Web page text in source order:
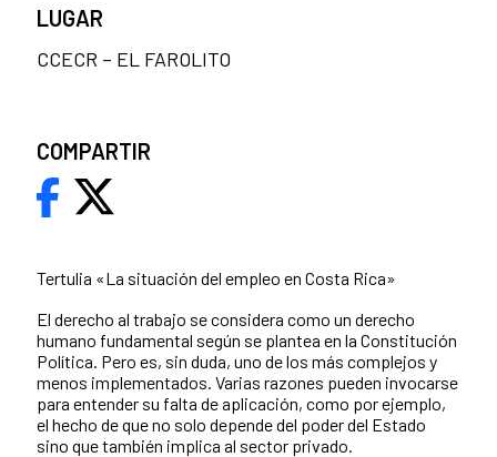
Tertulia «La situación del empleo en Costa Rica»
El derecho al trabajo se considera como un derecho
humano fundamental según se plantea en la Constitución
Política. Pero es, sin duda, uno de los más complejos y
menos implementados. Varias razones pueden invocarse
para entender su falta de aplicación, como por ejemplo,
el hecho de que no solo depende del poder del Estado
sino que también implica al sector privado.
LUGAR
CCECR – EL FAROLITO
COMPARTIR